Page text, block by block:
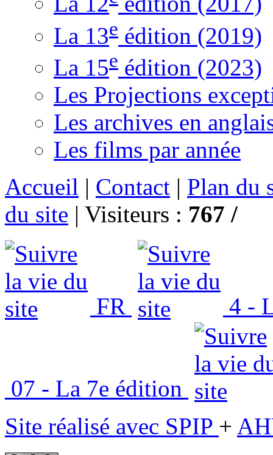
La 13e édition (2019)
La 15e édition (2023)
Les Projections
Les archives en
Les films par année
Accueil | Contact | Plan du
du site | Visiteurs : 767 /
FR 4 -
07 - La 7e édition
Site réalisé avec SPIP +